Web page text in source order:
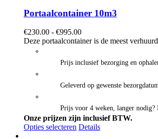
Portaalcontainer 10m3
€230.00 - €995.00Prijsklasse:
€230.00
€995.00
Deze portaalcontainer is de meest
Prijs inclusief bezorging en
Geleverd op gewenste
Prijs voor 4 weken, langer nodig?
Onze prijzen zijn inclusief BTW.
Opties selecteren Details